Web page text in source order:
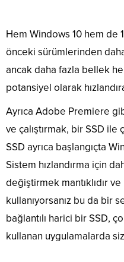
Hem Windows 10 hem de
önceki sürümlerinden
ancak daha fazla bellek
potansiyel olarak
Ayrıca Adobe Premiere
ve çalıştırmak, bir SSD ile
SSD ayrıca başlangıçta
Sistem hızlandırma için
değiştirmek mantıklıdır
kullanıyorsanız bu da bir
bağlantılı harici bir SSD,
kullanan uygulamalarda